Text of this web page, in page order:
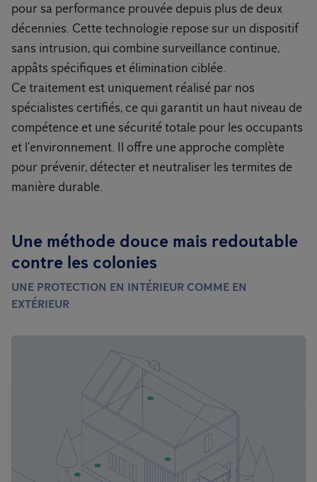
pour sa performance prouvée depuis plus de deux
décennies. Cette technologie repose sur un dispositif
sans intrusion, qui combine surveillance continue,
appâts spécifiques et élimination ciblée.
Ce traitement est uniquement réalisé par nos
spécialistes certifiés, ce qui garantit un haut niveau de
compétence et une sécurité totale pour les occupants
et l’environnement. Il offre une approche complète
pour prévenir, détecter et neutraliser les termites de
manière durable.
Une méthode douce mais redoutable
contre les colonies
UNE PROTECTION EN INTÉRIEUR COMME EN
EXTÉRIEUR